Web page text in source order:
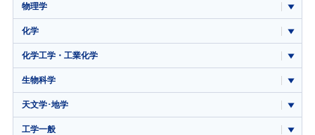
物理学
化学
化学工学・工業化学
生物科学
天文学･地学
工学一般